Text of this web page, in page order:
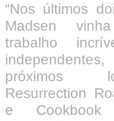
“Nos últimos
Madsen
trabalho
próximos
Resurrection
e